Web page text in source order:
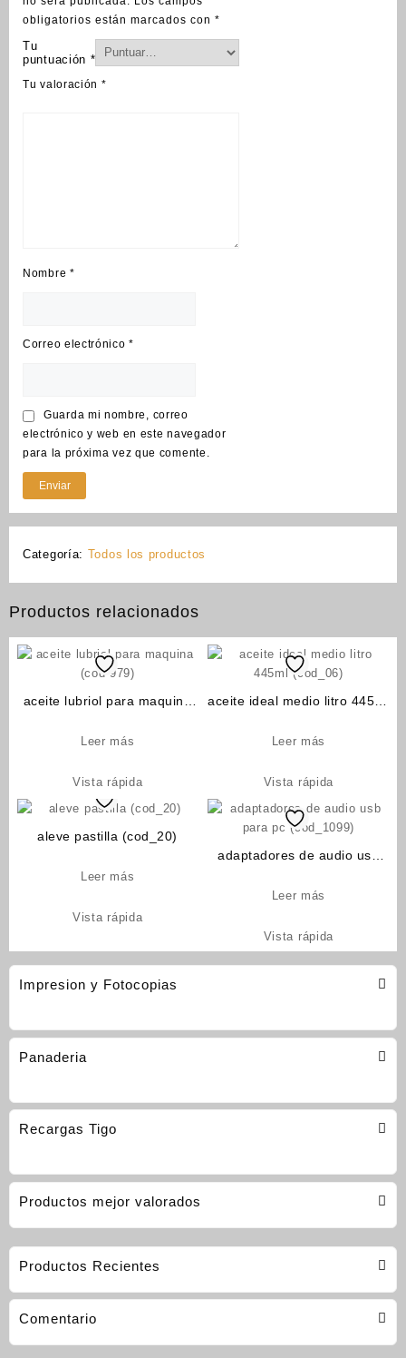
Impresion y Fotocopias
Panaderia
Recargas Tigo
Productos mejor valorados
obligatorios están marcados con *
Tu
puntuación *
Tu valoración *
Nombre *
Correo electrónico*
Guarda mi nombre, correo
electrónico y web en este navegador
para la próxima vez que comente.
Categoría: Todos los productos
Productos relacionados
aceite lubriol para maquina
Leer más
Vista rápida
aceite ideal medio litro 445ml
Leer más
Vista rápida
aleve pastilla (cod_20)
Leer más
Vista rápida
adaptadores de audio usb
Leer más
Vista rápida
Productos Recientes
Comentario